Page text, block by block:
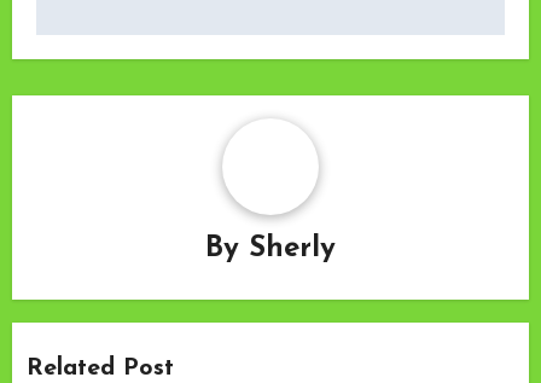
By Sherly
Related Post